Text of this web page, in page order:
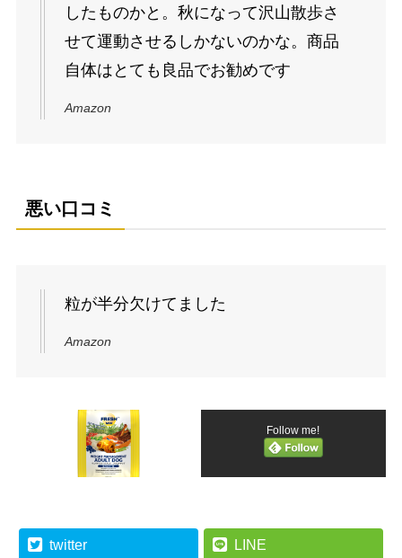
したものかと。秋になって沢山散歩さ
せて運動させるしかないのかな。商品
自体はとても良品でお勧めです
Amazon
悪い口コミ
粒が半分欠けてました
Amazon
Follow me!
twitter LINE